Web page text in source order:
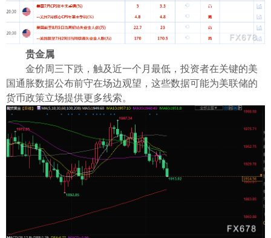
贵金属
金价周三下跌，触及近一个月最低，投资者在关键的美
国通胀数据公布前守在场边观望，这些数据可能为美联储的
货币政策立场提供更多线索。